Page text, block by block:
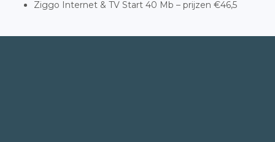
Ziggo Internet & TV Start 40 Mb – prijzen €46,5